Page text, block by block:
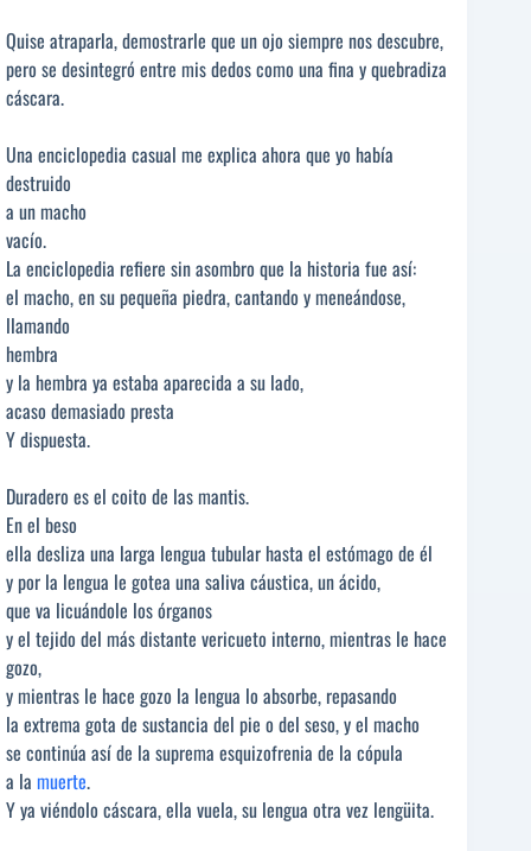
Quise atraparla, demostrarle que un ojo siempre nos descubre,
pero se desintegró entre mis dedos como una fina y quebradiza
cáscara.
Una enciclopedia casual me explica ahora que yo había
destruido
a un macho
vacío.
La enciclopedia refiere sin asombro que la historia fue así:
el macho, en su pequeña piedra, cantando y meneándose,
llamando
hembra
y la hembra ya estaba aparecida a su lado,
acaso demasiado presta
Y dispuesta.
Duradero es el coito de las mantis.
En el beso
ella desliza una larga lengua tubular hasta el estómago de él
y por la lengua le gotea una saliva cáustica, un ácido,
que va licuándole los órganos
y el tejido del más distante vericueto interno, mientras le hace
gozo,
y mientras le hace gozo la lengua lo absorbe, repasando
la extrema gota de sustancia del pie o del seso, y el macho
se continúa así de la suprema esquizofrenia de la cópula
a la muerte.
Y ya viéndolo cáscara, ella vuela, su lengua otra vez lengüita.